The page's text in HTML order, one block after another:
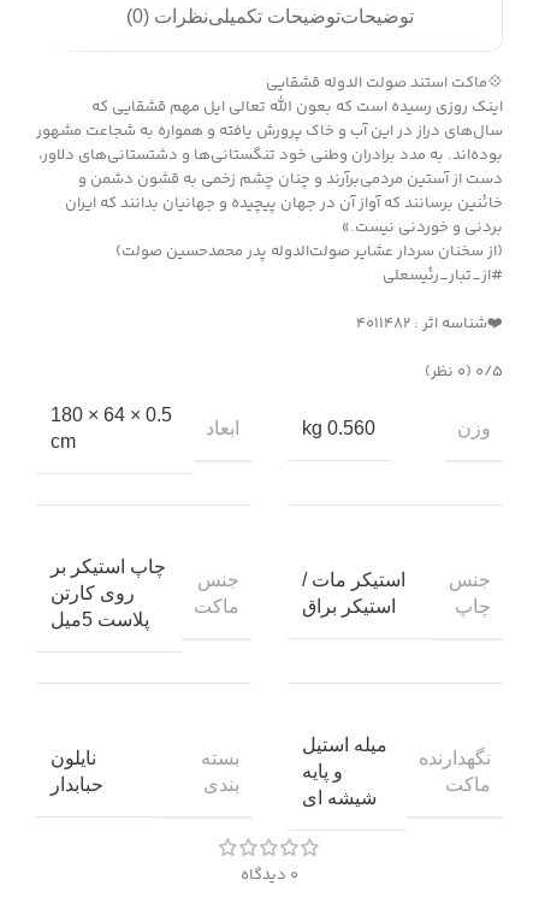
توضیحاتتوضیحات تکمیلینظرات (0)
💠ماکت استند صولت الدوله قشقایی
اینک روزی رسیده است که بعون الله تعالی ایل مهم قشقایی که
سال‌های دراز در این آب و خاک پرورش یافته و همواره به شجاعت مشهور
بوده‌اند. به مدد برادران وطنی خود تنگستانی‌ها و دشتستانی‌های دلاور،
دست از آستین مردمی‌برآرند و چنان چشم زخمی‌ به قشون دشمن و
خائنین برسانند که آواز آن در جهان پیچیده و جهانیان بدانند که ایران
بردنی و خوردنی نیست.»
(از سخنان سردار عشایر صولت‌الدوله پدر محمدحسین صولت)
#از_تبار_رئیسعلی
❤️شناسه اثر : ۴۰۱۱۴۸۲
‫۰/۵ ‫(۰ نظر)
وزن 0.560 kg ابعاد
0.5 × 64 × 180
cm
جنس
چاپ
استیکر مات /
استیکر براق
جنس
ماکت
چاپ استیکر بر
روی کارتن
پلاست 5میل
نگهدارنده
ماکت
میله استیل
و پایه
شیشه ای
بسته
بندی
نایلون
حبابدار
0 دیدگاه